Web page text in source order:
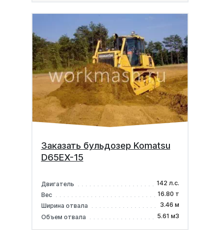
Заказать бульдозер Komatsu
D65EX-15
Двигатель
142 л.с.
Вес
16.80 т
Ширина отвала
3.46 м
Объем отвала
5.61 м3